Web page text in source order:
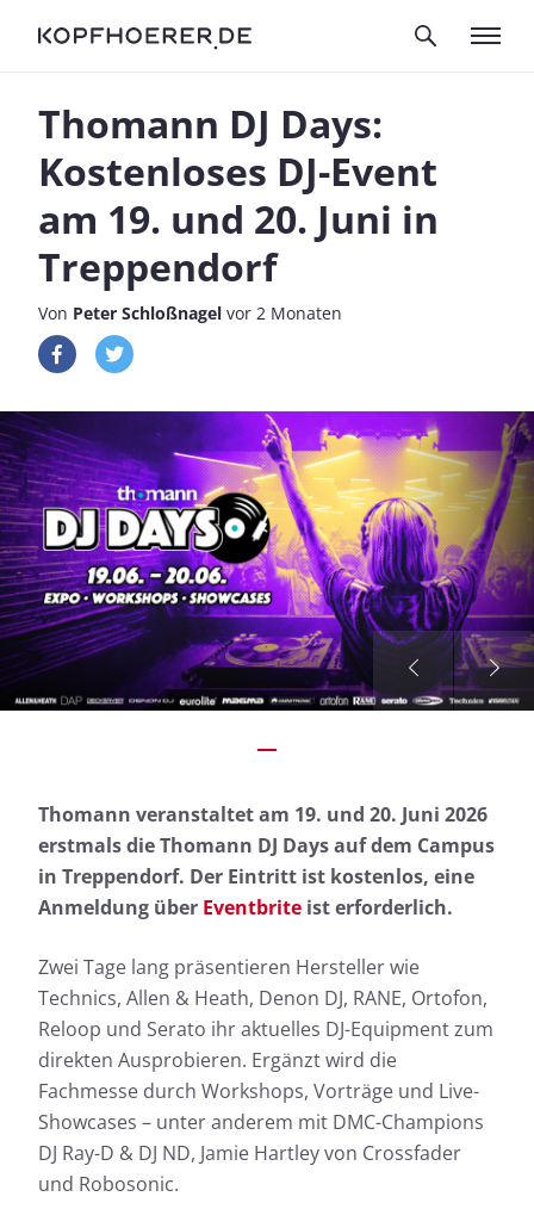
Thomann DJ Days:
Kostenloses DJ-Event
am 19. und 20. Juni in
Treppendorf
Von Peter Schloßnagel vor 2 Monaten
Thomann veranstaltet am 19. und 20. Juni 2026
erstmals die Thomann DJ Days auf dem Campus
in Treppendorf. Der Eintritt ist kostenlos, eine
Anmeldung über Eventbrite ist erforderlich.
Zwei Tage lang präsentieren Hersteller wie
Technics, Allen & Heath, Denon DJ, RANE, Ortofon,
Reloop und Serato ihr aktuelles DJ-Equipment zum
direkten Ausprobieren. Ergänzt wird die
Fachmesse durch Workshops, Vorträge und Live-
Showcases – unter anderem mit DMC-Champions
DJ Ray-D & DJ ND, Jamie Hartley von Crossfader
und Robosonic.